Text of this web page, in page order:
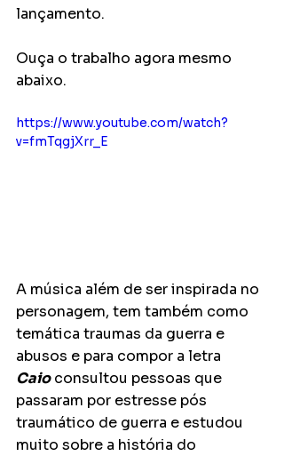
lançamento.
Ouça o trabalho agora mesmo
abaixo.
https://www.youtube.com/watch?
v=fmTqgjXrr_E
A música além de ser inspirada no
personagem, tem também como
temática traumas da guerra e
abusos e para compor a letra
Caio consultou pessoas que
passaram por estresse pós
traumático de guerra e estudou
muito sobre a história do